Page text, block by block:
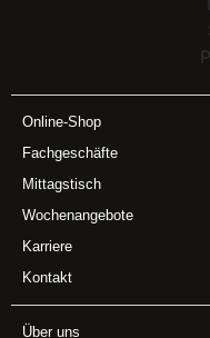
Online-Shop
Fachgeschäfte
Mittagstisch
Wochenangebote
Karriere
Kontakt
Über uns